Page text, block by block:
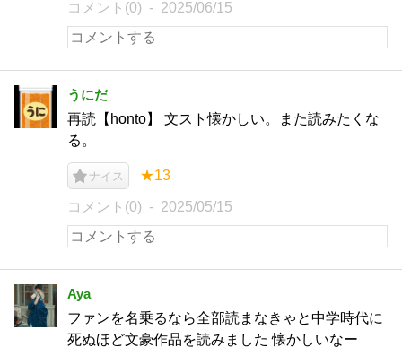
コメント(0) 2025/06/15
うにだ
再読【honto】 文スト懐かしい。また読みたくな
る。
ナイス ★13
コメント(0) 2025/05/15
Aya
ファンを名乗るなら全部読まなきゃと中学時代に
死ぬほど文豪作品を読みました 懐かしいなー